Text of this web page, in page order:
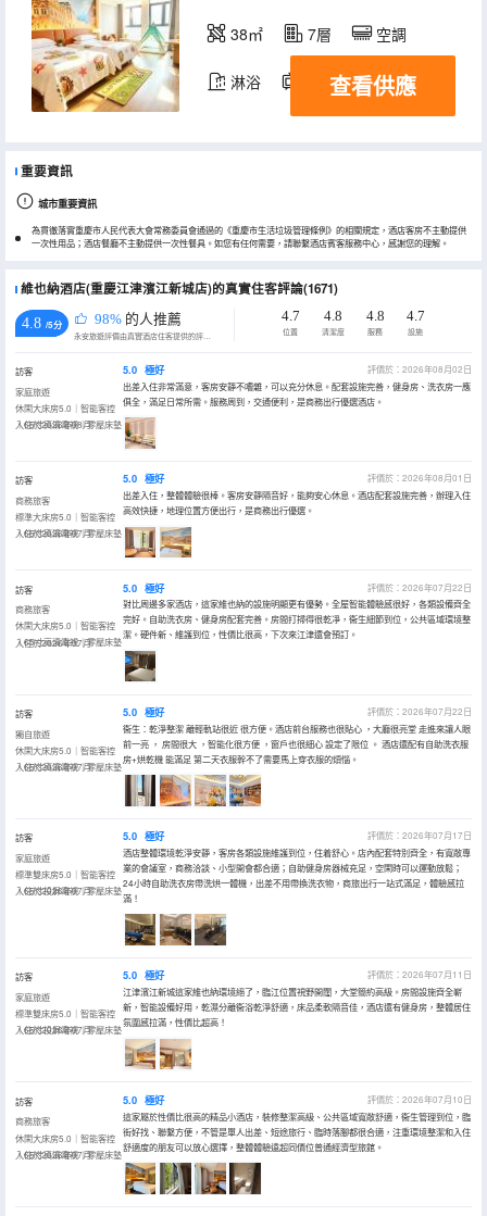
38㎡ 7層 空調
淋浴 電視機
查看供應
重要資訊
城市重要資訊
為貫徹落實重慶市人民代表大會常務委員會通過的《重慶市生活垃圾管理條例》的相關規定，酒店客房不主動提供
一次性用品；酒店餐廳不主動提供一次性餐具。如您有任何需要，請聯繫酒店賓客服務中心，感謝您的理解。
維也納酒店(重慶江津濱江新城店)的真實住客評論(1671)
4.8 /5分 98% 的人推薦
永安旅遊評價由真實酒店住客提供的評價。
4.7
位置
4.8
清潔度
4.8
服務
4.7
設施
訪客
家庭旅遊
休閑大床房5.0｜智能客控
｜65寸高清電視｜零壓床墊
入住於2026年08月
5.0 極好
評價於：2026年08月02日
出差入住非常滿意，客房安靜不嘈雜，可以充分休息。配套設施完善，健身房、洗衣房一應
俱全，滿足日常所需。服務周到，交通便利，是商務出行優選酒店。
訪客
商務旅客
標準大床房5.0｜智能客控
｜65寸高清電視｜零壓床墊
入住於2026年07月
5.0 極好
評價於：2026年08月01日
出差入住，整體體驗很棒。客房安靜隔音好，能夠安心休息。酒店配套設施完善，辦理入住
高效快捷，地理位置方便出行，是商務出行優選。
訪客
商務旅客
休閑大床房5.0｜智能客控
｜65寸高清電視｜零壓床墊
入住於2026年07月
5.0 極好
評價於：2026年07月22日
對比周邊多家酒店，這家維也納的設施明顯更有優勢。全屋智能體驗感很好，各類設備齊全
完好。自助洗衣房、健身房配套完善。房間打掃得很乾凈，衞生細節到位，公共區域環境整
潔。硬件新、維護到位，性價比很高，下次來江津還會預訂。
訪客
獨自旅遊
休閑大床房5.0｜智能客控
｜65寸高清電視｜零壓床墊
入住於2026年07月
5.0 極好
評價於：2026年07月22日
衞生：乾淨整潔 離輕軌站很近 很方便。酒店前台服務也很貼心 ，大廳很亮堂 走進來讓人眼
前一亮 ， 房間很大 ，智能化很方便 ，窗戶也很細心 設定了限位 。 酒店還配有自助洗衣服
房+烘乾機 能滿足 第二天衣服幹不了需要馬上穿衣服的煩惱。
訪客
家庭旅遊
標準雙床房5.0｜智能客控
｜65寸投屏電視｜零壓床墊
入住於2026年07月
5.0 極好
評價於：2026年07月17日
酒店整體環境乾淨安靜，客房各類設施維護到位，住着舒心。店內配套特別齊全，有寬敞專
業的會議室，商務洽談、小型開會都合適；自助健身房器械充足，空閑時可以運動放鬆；
24小時自助洗衣房帶洗烘一體機，出差不用帶換洗衣物，商旅出行一站式滿足，體驗感拉
滿！
訪客
家庭旅遊
標準雙床房5.0｜智能客控
｜65寸投屏電視｜零壓床墊
入住於2026年07月
5.0 極好
評價於：2026年07月11日
江津濱江新城這家維也納環境絕了，臨江位置視野開闊，大堂簡約高級。房間設施齊全嶄
新，智能設備好用，乾濕分離衞浴乾淨舒適，床品柔軟隔音佳，酒店還有健身房，整體居住
氛圍感拉滿，性價比超高！
訪客
商務旅客
休閑大床房5.0｜智能客控
｜65寸高清電視｜零壓床墊
入住於2026年07月
5.0 極好
評價於：2026年07月10日
這家屬於性價比很高的精品小酒店，裝修整潔高級、公共區域寬敞舒適，衞生管理到位，臨
街好找、聯繫方便，不管是單人出差、短途旅行、臨時落腳都很合適，注重環境整潔和入住
舒適度的朋友可以放心選擇，整體體驗遠超同價位普通經濟型旅館。